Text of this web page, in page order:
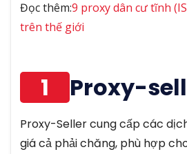
Đọc thêm:9 proxy dân cư tĩnh
trên thế giới
1 Proxy-
Proxy-Seller cung cấp các
giá cả phải chăng, phù hợp